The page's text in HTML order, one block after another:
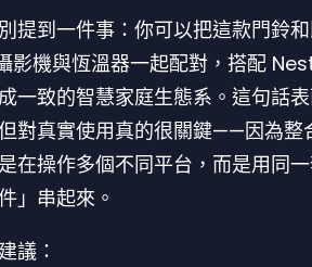
提到一件事：你可以把這款門鈴
影機與恆溫器一起配對，搭配
一致的智慧家庭生態系。這句話
對真實使用真的很關鍵——因為整
在操作多個不同平台，而是用同
」串起來。
議：